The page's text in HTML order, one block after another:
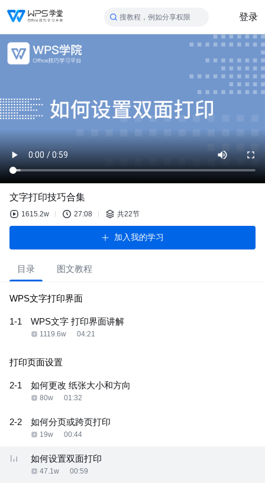
搜教程，例如分享权限 登录
文字打印技巧合集
1615.2w 27:08 共22节
加入我的学习
目录 图文教程
WPS文字打印界面
1-1 WPS文字 打印界面讲解
1119.6w 04:21
打印页面设置
2-1 如何更改 纸张大小和方向
80w 01:32
2-2 如何分页或跨页打印
19w 00:44
如何设置双面打印
47.1w 00:59